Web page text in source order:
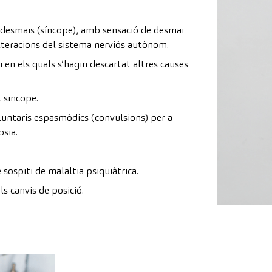
(síncope), amb sensació de desmai
del sistema nerviós autònom.
els quals s’hagin descartat altres causes
espasmòdics (convulsions) per a
sospiti de malaltia psiquiàtrica.
canvis de posició.